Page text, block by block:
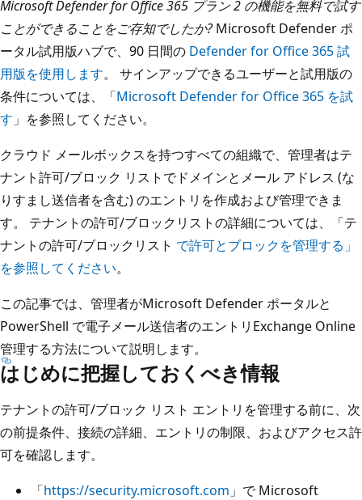
Microsoft Defender for Office 365 プラン 2 の機能を無料で試す
ことができることをご存知でしたか?Microsoft Defender ポ
ータル試用版ハブで、90 日間の Defender for Office 365 試
用版を使用します。 サインアップできるユーザーと試用版の
条件については、「Microsoft Defender for Office 365 を試
す 」を参照してください。
クラウド メールボックスを持つすべての組織で、管理者はテ
ナント許可/ブロック リストでドメインとメール アドレス (な
りすまし送信者を含む) のエントリを作成および管理できま
す。 テナントの許可/ブロックリストの詳細については、「テ
ナントの許可/ブロックリスト で許可とブロックを管理する」
を参照してください。
この記事では、管理者がMicrosoft Defender ポータルと
PowerShell で電子メール送信者のエントリExchange Online
管理する方法について説明します。
はじめに把握しておくべき情報
テナントの許可/ブロック リスト エントリを管理する前に、次
の前提条件、接続の詳細、エントリの制限、およびアクセス許
可を確認します。
「https://security.microsoft.com 」で Microsoft